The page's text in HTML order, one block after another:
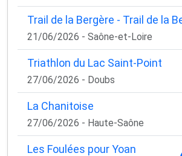
Trail de la Bergère - Trail de la
21/06/2026 - Saône-et-Loire
Triathlon du Lac Saint-Point
27/06/2026 - Doubs
La Chanitoise
27/06/2026 - Haute-Saône
Les Foulées pour Yoan